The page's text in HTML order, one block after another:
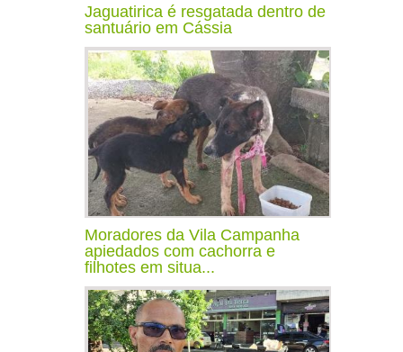
Jaguatirica é resgatada dentro de
santuário em Cássia
Moradores da Vila Campanha
apiedados com cachorra e
filhotes em situa...